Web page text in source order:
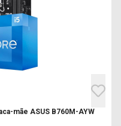
mãe ASUS B760M-AYW